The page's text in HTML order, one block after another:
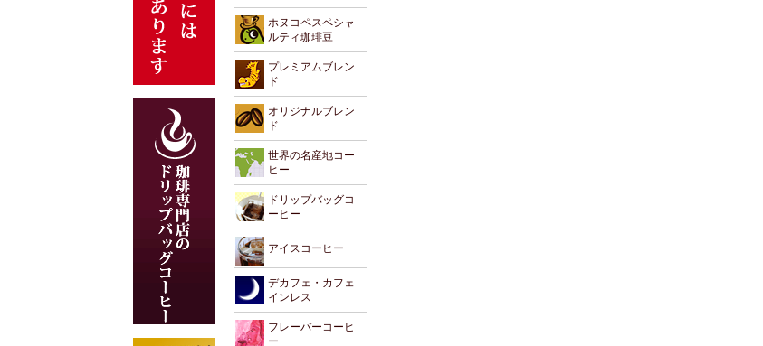
ホヌコペスペシャ
ルティ珈琲豆
プレミアムブレン
ド
オリジナルブレン
ド
世界の名産地コー
ヒー
ドリップバッグコ
ーヒー
アイスコーヒー
デカフェ・カフェ
インレス
フレーバーコーヒ
ー